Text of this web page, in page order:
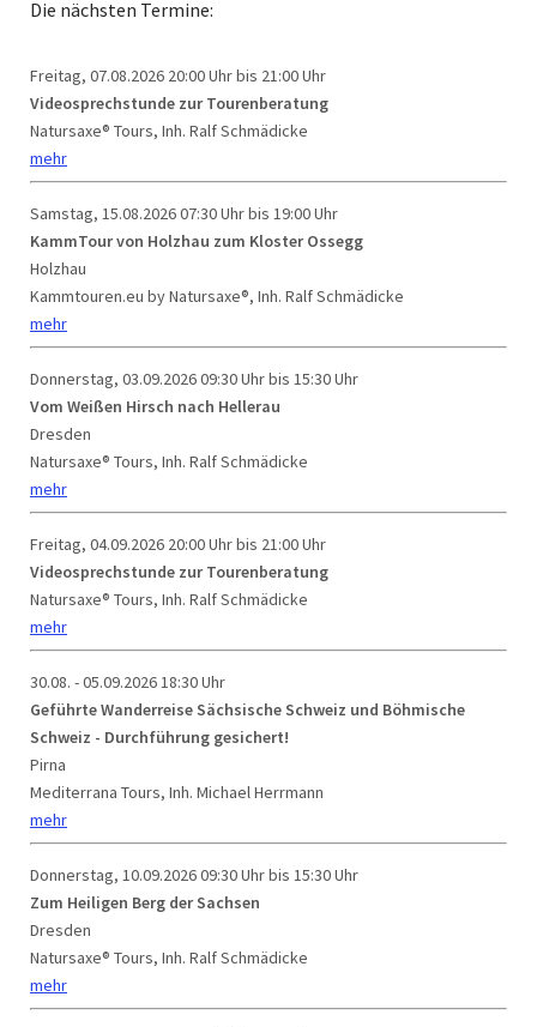
Die nächsten Termine:
Freitag, 07.08.2026 20:00 Uhr bis 21:00 Uhr
Videosprechstunde zur Tourenberatung
Natursaxe® Tours, Inh. Ralf Schmädicke
mehr
Samstag, 15.08.202607:30 Uhr bis 19:00 Uhr
KammTour von Holzhau zum Kloster Ossegg
Holzhau
Kammtouren.eu by Natursaxe®, Inh. Ralf Schmädicke
mehr
Donnerstag, 03.09.202609:30 Uhr bis 15:30 Uhr
Vom Weißen Hirsch nach Hellerau
Dresden
Natursaxe® Tours, Inh. Ralf Schmädicke
mehr
Freitag, 04.09.2026 20:00 Uhr bis 21:00 Uhr
Videosprechstunde zur Tourenberatung
Natursaxe® Tours, Inh. Ralf Schmädicke
mehr
30.08. - 05.09.202618:30 Uhr
Geführte Wanderreise Sächsische Schweiz und Böhmische
Schweiz - Durchführung gesichert!
Pirna
Mediterrana Tours, Inh. Michael Herrmann
mehr
Donnerstag, 10.09.202609:30 Uhr bis 15:30 Uhr
Zum Heiligen Berg der Sachsen
Dresden
Natursaxe® Tours, Inh. Ralf Schmädicke
mehr